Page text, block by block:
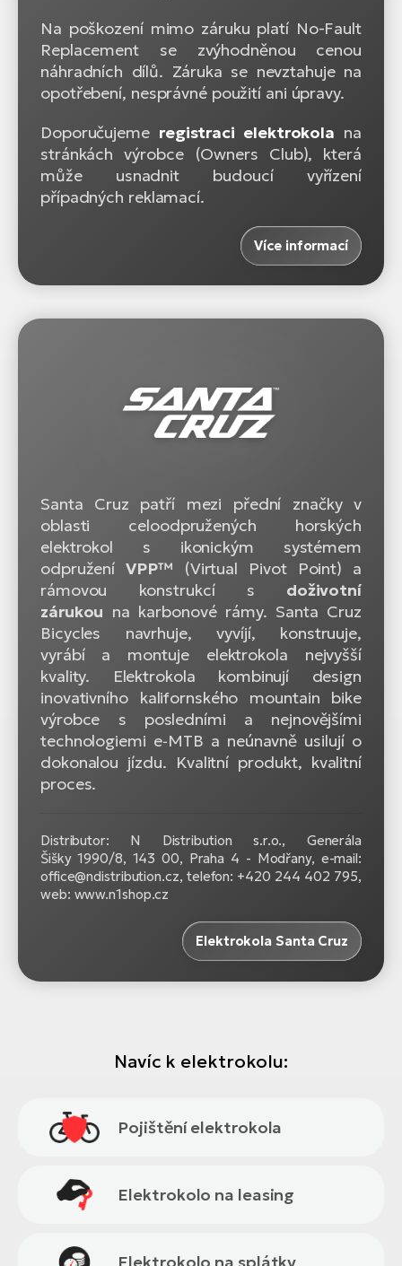
Na poškození mimo záruku platí No-Fault
Replacement se zvýhodněnou cenou
náhradních dílů. Záruka se nevztahuje na
opotřebení, nesprávné použití ani úpravy.
Doporučujeme registraci elektrokola na
stránkách výrobce (Owners Club), která
může usnadnit budoucí vyřízení
případných reklamací.
Více informací
Santa Cruz patří mezi přední značky v
oblasti celoodpružených horských
elektrokol s ikonickým systémem
odpruženíVPP™ (Virtual Pivot Point) a
rámovou konstrukcí s doživotní
zárukou na karbonové rámy. Santa Cruz
Bicycles navrhuje, vyvíjí, konstruuje,
vyrábí a montuje elektrokola nejvyšší
kvality. Elektrokola kombinují design
inovativního kalifornského mountain bike
výrobce s posledními a nejnovějšími
technologiemi e‑MTB a neúnavně usilují o
dokonalou jízdu. Kvalitní produkt, kvalitní
proces.
Distributor: N Distribution s.r.o., Generála
Šišky 1990/8, 143 00, Praha 4 - Modřany, e-mail:
office@ndistribution.cz, telefon: +420 244 402 795,
web: www.n1shop.cz
Elektrokola Santa Cruz
Navíc k elektrokolu:
Pojištění elektrokola
Elektrokolo na leasing
Elektrokolo na splátky